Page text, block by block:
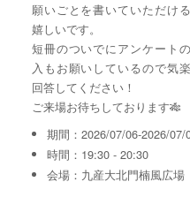
願いごとを書いていただけ
嬉しいです。
短冊のついでにアンケート
入もお願いしているので気
回答してください！
ご来場お待ちしております🎋
期間：2026/07/06-2026/07/
時間：19:30 - 20:30
会場：九産大北門楠風広場